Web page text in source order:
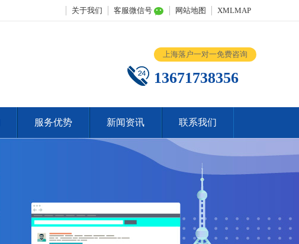
关于我们 客服微信号 网站地图 XMLMAP
上海落户一对一免费咨询
13671738356
服务优势 新闻资讯 联系我们